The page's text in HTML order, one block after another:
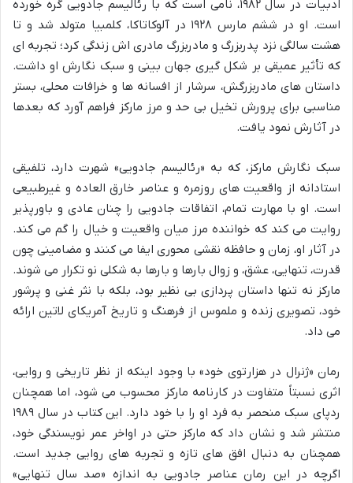
ادبیات در سال ۱۹۸۲، نامی است که با رئالیسم جادویی گره خورده
است. او در ششم مارس ۱۹۲۸ در آلوکاتاکا، کلمبیا متولد شد و تا
هشت سالگی نزد پدربزرگ و مادربزرگ مادری اش زندگی کرد؛ تجربه ای
که تأثیر عمیقی بر شکل گیری جهان بینی و سبک نگارش او داشت.
داستان های مادربزرگش، سرشار از افسانه ها و خرافات محلی، بستر
مناسبی برای پرورش تخیل بی حد و مرز مارکز فراهم آورد که بعدها
در آثارش نمود یافت.
سبک نگارش مارکز، که به «رئالیسم جادویی» شهرت دارد، تلفیقی
استادانه از واقعیت های روزمره و عناصر خارق العاده و غیرطبیعی
است. او با مهارت تمام، اتفاقات جادویی را چنان عادی و باورپذیر
روایت می کند که خواننده مرز میان واقعیت و خیال را گم می کند.
در آثار او، زمان و حافظه نقشی محوری ایفا می کنند و مضامینی چون
قدرت، تنهایی، عشق، و زوال بارها و بارها به شکلی نو تکرار می شوند.
مارکز نه تنها داستان پردازی بی نظیر بود، بلکه با نثر غنی و پرشور
خود، تصویری زنده و ملموس از فرهنگ و تاریخ آمریکای لاتین ارائه
می داد.
رمان «ژنرال در هزارتوی خود» با وجود اینکه از نظر تاریخی و روایی،
اثری نسبتاً متفاوت در کارنامه مارکز محسوب می شود، اما همچنان
ردپای سبک منحصر به فرد او را با خود دارد. این کتاب در سال ۱۹۸۹
منتشر شد و نشان داد که مارکز حتی در اواخر عمر نویسندگی خود،
همچنان به دنبال افق های تازه و تجربه های روایی جدید است.
اگرچه در این رمان عناصر جادویی به اندازه «صد سال تنهایی»